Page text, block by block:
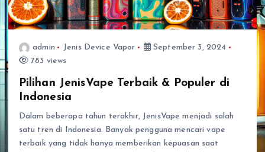
admin Jenis Device Vapor
September 3, 2024
783 views
Pilihan JenisVape Terbaik & Populer di
Indonesia
Dalam beberapa tahun terakhir, JenisVape menjadi salah
satu tren di Indonesia. Banyak pengguna mencari vape
terbaik yang tidak hanya memberikan kepuasan saat